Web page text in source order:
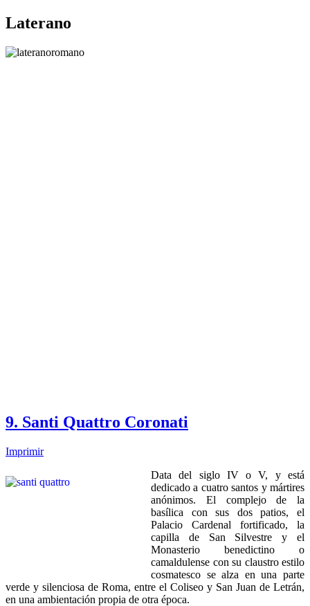
Laterano
9. Santi Quattro Coronati
Imprimir
Data del siglo IV o V, y está
dedicado a cuatro santos y mártires
anónimos. El complejo de la
basílica con sus dos patios, el
Palacio Cardenal fortificado, la
capilla de San Silvestre y el
Monasterio benedictino o
camaldulense con su claustro estilo
cosmatesco se alza en una parte
verde y silenciosa de Roma, entre el Coliseo y San Juan de Letrán,
en una ambientación propia de otra época.